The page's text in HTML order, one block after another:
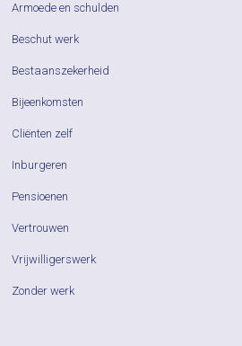
Armoede en schulden
Beschut werk
Bestaanszekerheid
Bijeenkomsten
Cliënten zelf
Inburgeren
Pensioenen
Vertrouwen
Vrijwilligerswerk
Zonder werk